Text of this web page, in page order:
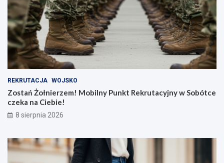
REKRUTACJA WOJSKO
Zostań Żołnierzem! Mobilny Punkt Rekrutacyjny w Sobótce
czeka na Ciebie!
8 sierpnia 2026